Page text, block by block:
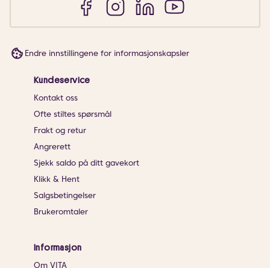
Endre innstillingene for informasjonskapsler
Kundeservice
Kontakt oss
Ofte stiltes spørsmål
Frakt og retur
Angrerett
Sjekk saldo på ditt gavekort
Klikk & Hent
Salgsbetingelser
Brukeromtaler
Informasjon
Om VITA